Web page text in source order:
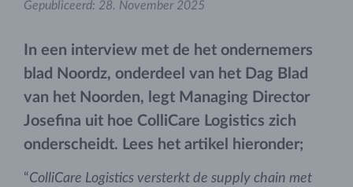
Gepubliceerd: 28. November 2025
In een interview met de het ondernemers
blad Noordz, onderdeel van het Dag Blad
van het Noorden, legt Managing Director
Josefina uit hoe ColliCare Logistics zich
onderscheidt. Lees het artikel hieronder;
“ColliCare Logistics versterkt de supply chain met